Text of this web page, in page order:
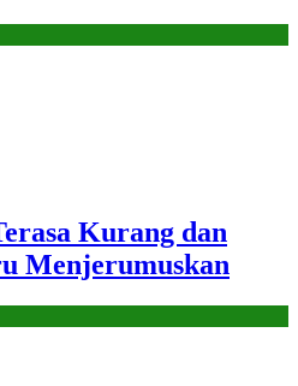
Kurang dan
Menjerumuskan